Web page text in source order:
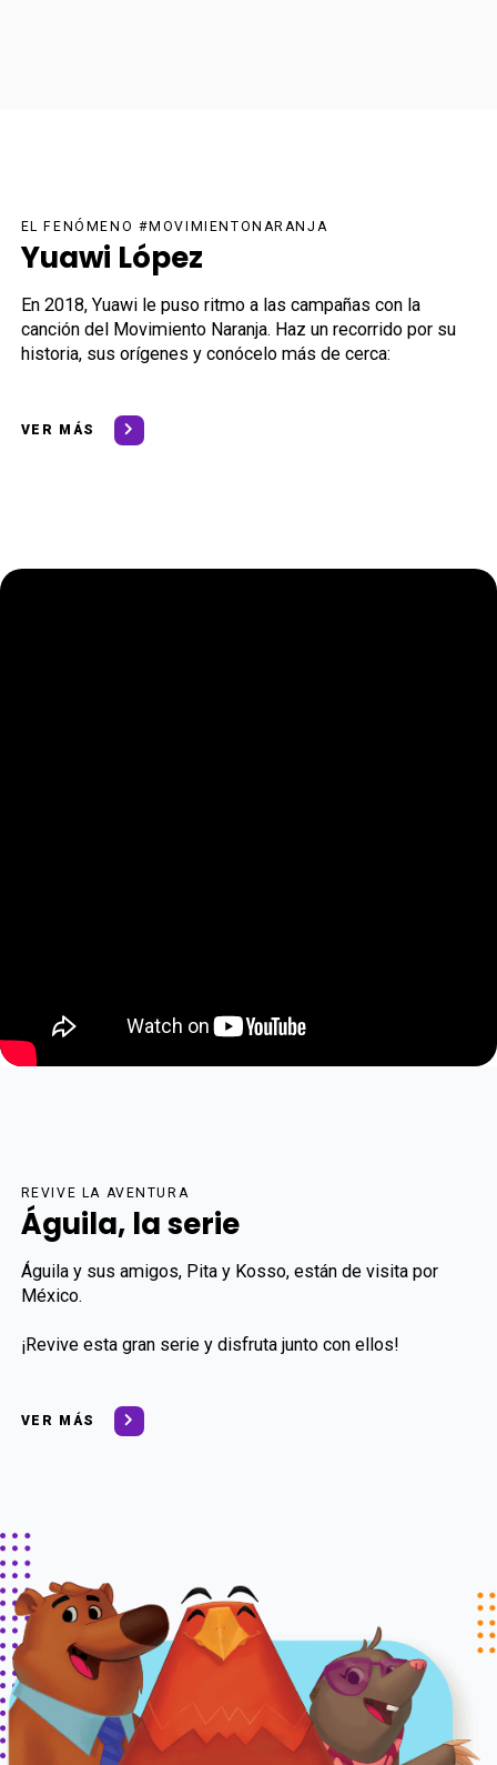
EL FENÓMENO #MOVIMIENTONARANJA
Yuawi López
En 2018, Yuawi le puso ritmo a las campañas con la
canción del Movimiento Naranja. Haz un recorrido por su
historia, sus orígenes y conócelo más de cerca:
VER MÁS
REVIVE LA AVENTURA
Águila, la serie
Águila y sus amigos, Pita y Kosso, están de visita por
México.
¡Revive esta gran serie y disfruta junto con ellos!
VER MÁS